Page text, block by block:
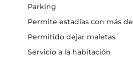
Parking
Permite estadías con más
Permitido dejar maletas
Servicio a la habitación